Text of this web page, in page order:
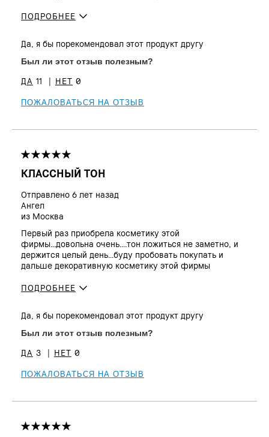
ПОДРОБНЕЕ
лет?
Тип кожи
Нормальная
Проблема(ы)
кожи
усталый вид:)
Да, я бы порекомендовал этот продукт другу
Был ли этот отзыв полезным?
11 0
ПОЖАЛОВАТЬСЯ НА ОТЗЫВ
КЛАССНЫЙ ТОН
Отправлено 6 лет назад
Ангел
из Москва
Первый раз приобрела косметику этой
фирмы...довольна очень....тон ложиться не заметно, и
держится целый день...буду пробовать покупать и
дальше декоративную косметику этой фирмы
ПОДРОБНЕЕ
лет?
Тип кожи
Нормальная
Проблема(ы)
кожи
Признаки старения
Да, я бы порекомендовал этот продукт другу
Был ли этот отзыв полезным?
3 0
ПОЖАЛОВАТЬСЯ НА ОТЗЫВ